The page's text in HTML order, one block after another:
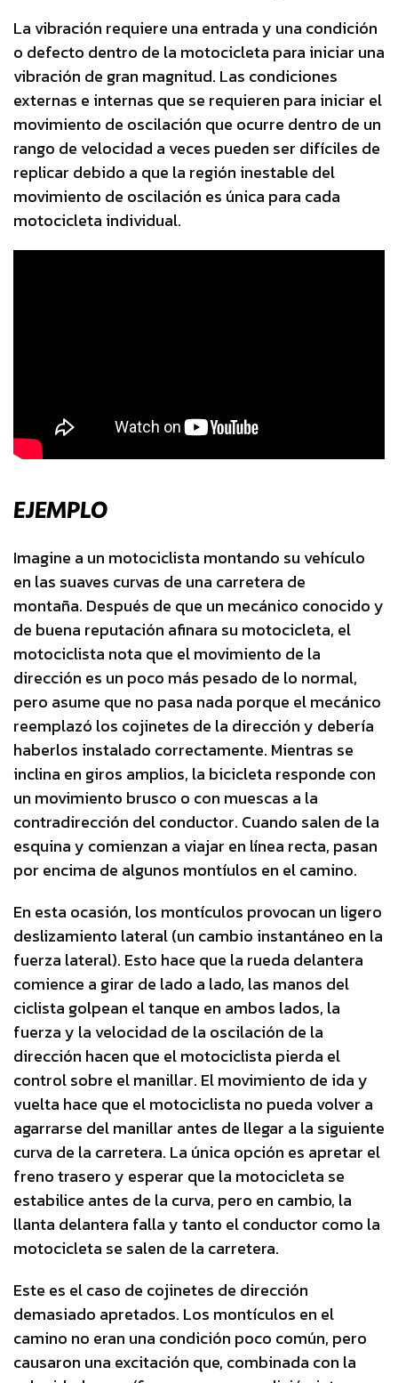
La vibración requiere una entrada y una condición
o defecto dentro de la motocicleta para iniciar una
vibración de gran magnitud. Las condiciones
externas e internas que se requieren para iniciar el
movimiento de oscilación que ocurre dentro de un
rango de velocidad a veces pueden ser difíciles de
replicar debido a que la región inestable del
movimiento de oscilación es única para cada
motocicleta individual.
EJEMPLO
Imagine a un motociclista montando su vehículo
en las suaves curvas de una carretera de
montaña. Después de que un mecánico conocido y
de buena reputación afinara su motocicleta, el
motociclista nota que el movimiento de la
dirección es un poco más pesado de lo normal,
pero asume que no pasa nada porque el mecánico
reemplazó los cojinetes de la dirección y debería
haberlos instalado correctamente. Mientras se
inclina en giros amplios, la bicicleta responde con
un movimiento brusco o con muescas a la
contradirección del conductor. Cuando salen de la
esquina y comienzan a viajar en línea recta, pasan
por encima de algunos montíulos en el camino.
En esta ocasión, los montículos provocan un ligero
deslizamiento lateral (un cambio instantáneo en la
fuerza lateral). Esto hace que la rueda delantera
comience a girar de lado a lado, las manos del
ciclista golpean el tanque en ambos lados, la
fuerza y ​​la velocidad de la oscilación de la
dirección hacen que el motociclista pierda el
control sobre el manillar. El movimiento de ida y
vuelta hace que el motociclista no pueda volver a
agarrarse del manillar antes de llegar a la siguiente
curva de la carretera. La única opción es apretar el
freno trasero y esperar que la motocicleta se
estabilice antes de la curva, pero en cambio, la
llanta delantera falla y tanto el conductor como la
motocicleta se salen de la carretera.
Este es el caso de cojinetes de dirección
demasiado apretados. Los montículos en el
camino no eran una condición poco común, pero
causaron una excitación que, combinada con la